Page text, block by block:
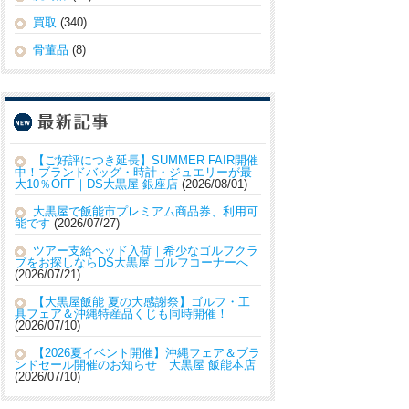
買取 (340)
骨董品 (8)
【ご好評につき延長】SUMMER FAIR開催
中！ブランドバッグ・時計・ジュエリーが最
大10％OFF｜DS大黒屋 銀座店 2026/08/01
大黒屋で飯能市プレミアム商品券、利用可
能です 2026/07/27
ツアー支給ヘッド入荷｜希少なゴルフクラ
ブをお探しならDS大黒屋 ゴルフコーナーへ
2026/07/21
【大黒屋飯能 夏の大感謝祭】ゴルフ・工
具フェア＆沖縄特産品くじも同時開催！
2026/07/10
【2026夏イベント開催】沖縄フェア＆ブラ
ンドセール開催のお知らせ｜大黒屋 飯能本店
2026/07/10